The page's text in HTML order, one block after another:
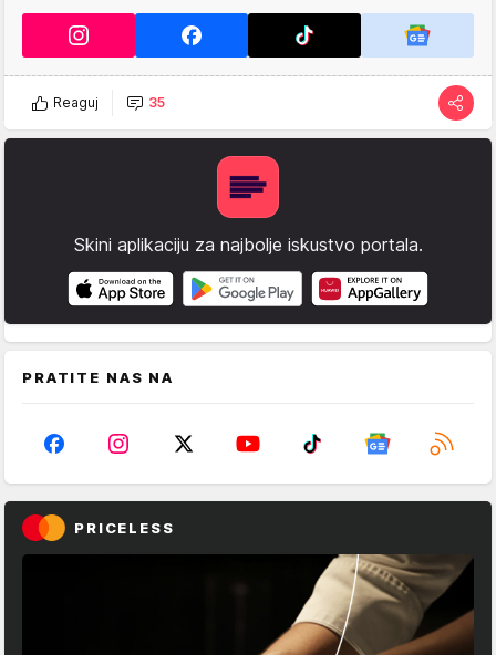
Reaguj 35
Skini aplikaciju za najbolje iskustvo portala.
PRATITE NAS NA
PRICELESS